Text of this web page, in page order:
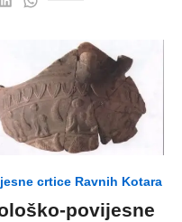
crtice Ravnih Kotara
povijesne